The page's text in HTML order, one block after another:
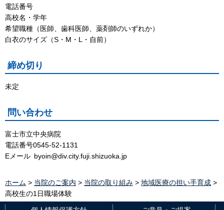
電話番号
高校名・学年
希望職種（医師、歯科医師、薬剤師のいずれか）
白衣のサイズ（S・M・L・自前）
締め切り
未定
問い合わせ
富士市立中央病院
電話番号0545-52-1131
Eメール byoin@div.city.fuji.shizuoka.jp
ホーム > 当院のご案内 > 当院の取り組み > 地域医療の担い手育成 >
高校生の1日職場体験